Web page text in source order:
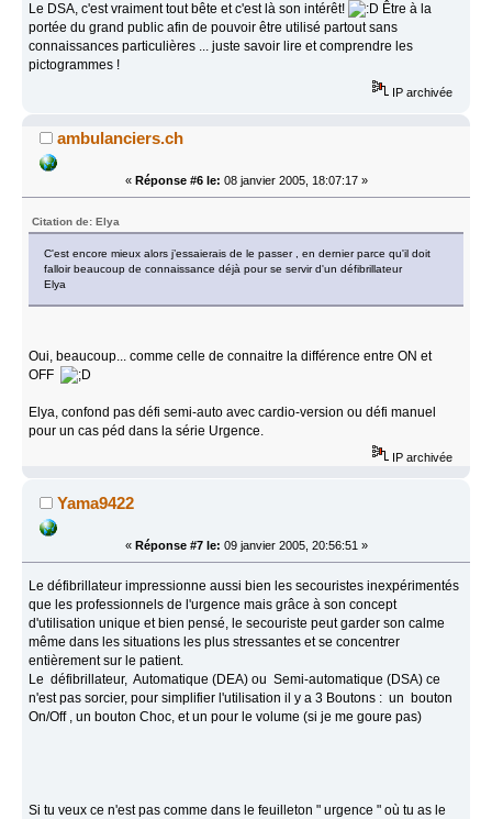
Le DSA, c'est vraiment tout bête et c'est là son intérêt!
Être à la
portée du grand public afin de pouvoir être utilisé partout sans
connaissances particulières ... juste savoir lire et comprendre les
pictogrammes !
IP archivée
ambulanciers.ch
« Réponse #6 le: 08 janvier 2005, 18:07:17 »
Citation de: Elya
C'est encore mieux alors j’essaierais de le passer , en dernier parce qu'il doit
falloir beaucoup de connaissance déjà pour se servir d'un défibrillateur
Elya
Oui, beaucoup... comme celle de connaitre la différence entre ON et
OFF
Elya, confond pas défi semi-auto avec cardio-version ou défi manuel
pour un cas péd dans la série Urgence.
IP archivée
Yama9422
« Réponse #7 le: 09 janvier 2005, 20:56:51 »
Le défibrillateur impressionne aussi bien les secouristes inexpérimentés
que les professionnels de l'urgence mais grâce à son concept
d'utilisation unique et bien pensé, le secouriste peut garder son calme
même dans les situations les plus stressantes et se concentrer
entièrement sur le patient.
Le défibrillateur, Automatique (DEA) ou Semi-automatique (DSA) ce
n'est pas sorcier, pour simplifier l'utilisation il y a 3 Boutons : un bouton
On/Off , un bouton Choc, et un pour le volume (si je me goure pas)
Si tu veux ce n'est pas comme dans le feuilleton " urgence " où tu as le